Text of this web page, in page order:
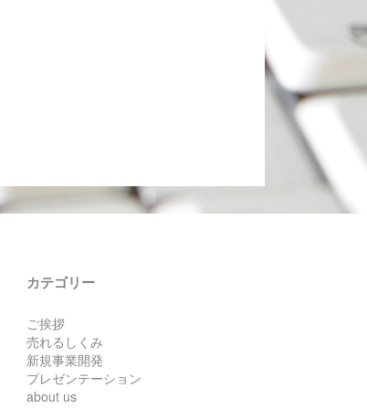
カテゴリー
ご挨拶
売れるしくみ
新規事業開発
プレゼンテーション
about us